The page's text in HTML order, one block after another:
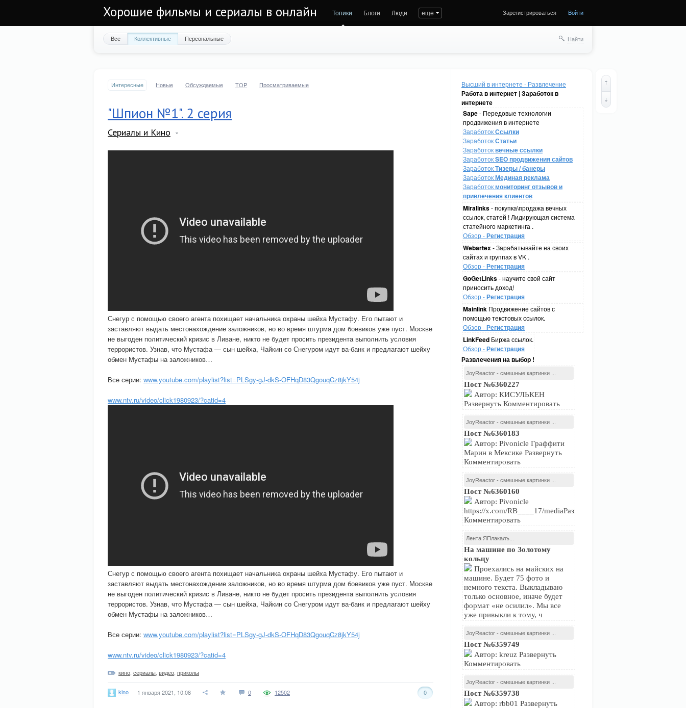
Хорошие фильмы и сериалы в онлайн Топики Блоги Люди еще Зарегистрироваться Войти
Все Коллективные Персональные Найти
Высший в интернете - Развлечение
Работа в интернет | Заработок в
интернете
Sape- Передовые технологии
продвижения в интернете
ЗаработокСсылки
ЗаработокСтатьи
Заработоквечные ссылки
ЗаработокSEO продвижения сайтов
ЗаработокТизеры / банеры
ЗаработокМединая реклама
Заработокмониторинг отзывов и
привлечения клиентов
Miralinks- покупка\продажа вечных
ссылок, статей ! Лидирующая система
статейного маркетинга .
Обзор -Регистрация
Webartex- Зарабатывайте на своих
сайтах и группах в VK .
Обзор -Регистрация
GoGetLinks- научите свой сайт
приносить доход!
Обзор -Регистрация
Mainlink Продвижение сайтов с
помощью текстовых ссылок.
Обзор -Регистрация
LinkFeed Биржа ссылок.
Обзор -Регистрация
Развлечения на выбор !
JoyReactor - смешные картинки ...
Пост №6360227
Автор: КИСУЛЬКЕН
Развернуть Комментировать
JoyReactor - смешные картинки ...
Пост №6360183
Автор: Pivonicle Граффити
Марин в Мексике Развернуть
Комментировать
JoyReactor - смешные картинки ...
Пост №6360160
Автор: Pivonicle
https://x.com/RB____17/mediaРазвернуть
Комментировать
Лента ЯПлакалъ...
На машине по Золотому
кольцу
Проехались на майских на
машине. Будет 75 фото и
немного текста. Выкладываю
только основное, иначе будет
формат «не осилил». Мы все
уже привыкли к тому, ч
JoyReactor - смешные картинки ...
Пост №6359749
Автор: kreuz Развернуть
Комментировать
JoyReactor - смешные картинки ...
Пост №6359738
Автор: rbb01 Развернуть
Интересные Новые Обсуждаемые TOP Просматриваемые
"Шпион №1". 2 серия
Сериалы и Кино
Снегур с помощью своего агента похищает начальника охраны шейха Мустафу. Его пытают и
заставляют выдать местонахождение заложников, но во время штурма дом боевиков уже пуст. Москве
не выгоден политический кризис в Ливане, никто не будет просить президента выполнить условия
террористов. Узнав, что Мустафа — сын шейха, Чайкин со Снегуром идут ва-банк и предлагают шейху
обмен Мустафы на заложников…
Все серии: www.youtube.com/playlist?list=PLSgy-gJ-dkS-OFHqD83QgouqCz8jkY54j
www.ntv.ru/video/click1980923/?catid=4
Снегур с помощью своего агента похищает начальника охраны шейха Мустафу. Его пытают и
заставляют выдать местонахождение заложников, но во время штурма дом боевиков уже пуст. Москве
не выгоден политический кризис в Ливане, никто не будет просить президента выполнить условия
террористов. Узнав, что Мустафа — сын шейха, Чайкин со Снегуром идут ва-банк и предлагают шейху
обмен Мустафы на заложников…
Все серии: www.youtube.com/playlist?list=PLSgy-gJ-dkS-OFHqD83QgouqCz8jkY54j
www.ntv.ru/video/click1980923/?catid=4
кино сериалы видео приколы
kino 1 января 2021, 10:08 0 0
12502